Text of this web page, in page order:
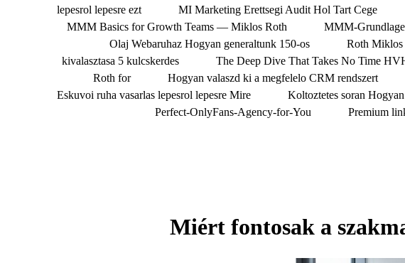
lepesrol lepesre ezt
MI Marketing Erettsegi Audit Hol Tart Cege
MMM Basics for Growth Teams — Miklos Roth
MMM-
Olaj Webaruhaz Hogyan generaltunk 150-os
Roth Miklos
kivalasztasa 5 kulcskerdes
The Deep Dive That Takes No Time
Roth for
Hogyan valaszd ki a megfelelo CRM rendszert
Eskuvoi ruha vasarlas lepesrol lepesre Mire
Koltoztetes soran
Perfect-OnlyFans-Agency-for-You
Premium
Miért fontosak a